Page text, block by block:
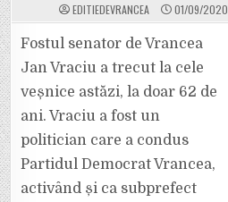
EDITIEDEVRANCEA 01/09/2020
Fostul senator de Vrancea
Jan Vraciu a trecut la cele
veșnice astăzi, la doar 62 de
ani. Vraciu a fost un
politician care a condus
Partidul Democrat Vrancea,
activând și ca subprefect